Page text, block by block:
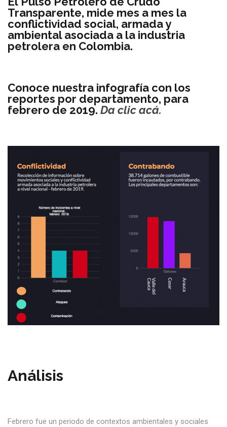
Transparente, mide mes a mes la
conflictividad social, armada y
ambiental asociada a la industria
petrolera en Colombia.
Conoce nuestra infografía con los
reportes por departamento, para
febrero de 2019. Da clic acá.
Análisis
Febrero fue un periodo de contextos ambientales y sociales